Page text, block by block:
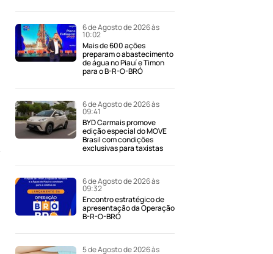
6 de Agosto de 2026 às
10:02
Mais de 600 ações
preparam o abastecimento
de água no Piauí e Timon
para o B-R-O-BRÓ
6 de Agosto de 2026 às
09:41
BYD Carmais promove
edição especial do MOVE
Brasil com condições
exclusivas para taxistas
6 de Agosto de 2026 às
09:32
Encontro estratégico de
apresentação da Operação
B-R-O-BRÓ
5 de Agosto de 2026 às